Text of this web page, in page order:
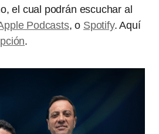
el cual podrán escuchar al
Podcasts, o Spotify. Aquí
.